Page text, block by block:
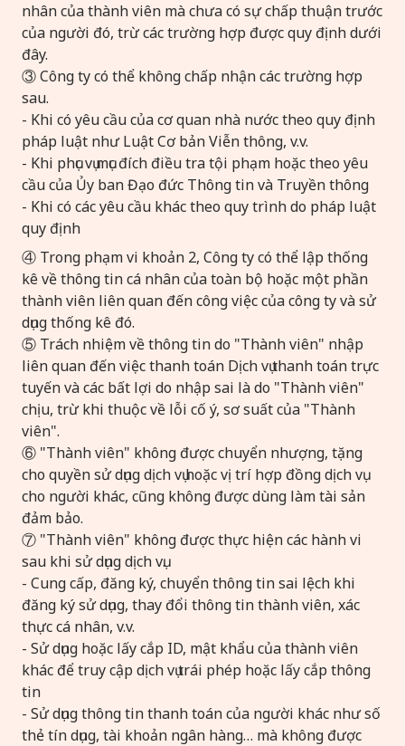
nhân của thành viên mà chưa có sự chấp thuận trước
của người đó, trừ các trường hợp được quy định dưới
đây.
③ Công ty có thể không chấp nhận các trường hợp
sau.
- Khi có yêu cầu của cơ quan nhà nước theo quy định
pháp luật như Luật Cơ bản Viễn thông, v.v.
- Khi phục vụ mục đích điều tra tội phạm hoặc theo yêu
cầu của Ủy ban Đạo đức Thông tin và Truyền thông
- Khi có các yêu cầu khác theo quy trình do pháp luật
quy định
④ Trong phạm vi khoản 2, Công ty có thể lập thống
kê về thông tin cá nhân của toàn bộ hoặc một phần
thành viên liên quan đến công việc của công ty và sử
dụng thống kê đó.
⑤ Trách nhiệm về thông tin do "Thành viên" nhập
liên quan đến việc thanh toán Dịch vụ thanh toán trực
tuyến và các bất lợi do nhập sai là do "Thành viên"
chịu, trừ khi thuộc về lỗi cố ý, sơ suất của "Thành
viên".
⑥ "Thành viên" không được chuyển nhượng, tặng
cho quyền sử dụng dịch vụ hoặc vị trí hợp đồng dịch vụ
cho người khác, cũng không được dùng làm tài sản
đảm bảo.
⑦ "Thành viên" không được thực hiện các hành vi
sau khi sử dụng dịch vụ.
- Cung cấp, đăng ký, chuyển thông tin sai lệch khi
đăng ký sử dụng, thay đổi thông tin thành viên, xác
thực cá nhân, v.v.
- Sử dụng hoặc lấy cắp ID, mật khẩu của thành viên
khác để truy cập dịch vụ trái phép hoặc lấy cắp thông
tin
- Sử dụng thông tin thanh toán của người khác như số
thẻ tín dụng, tài khoản ngân hàng… mà không được